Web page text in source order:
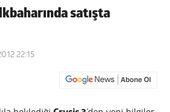
satışta
22:15